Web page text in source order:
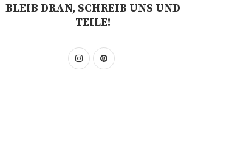
BLEIB DRAN, SCHREIB UNS UND
TEILE!